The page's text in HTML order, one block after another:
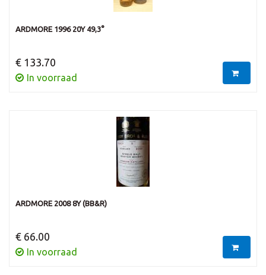
ARDMORE 1996 20Y 49,3°
€ 133.70
In voorraad
ARDMORE 2008 8Y (BB&R)
€ 66.00
In voorraad